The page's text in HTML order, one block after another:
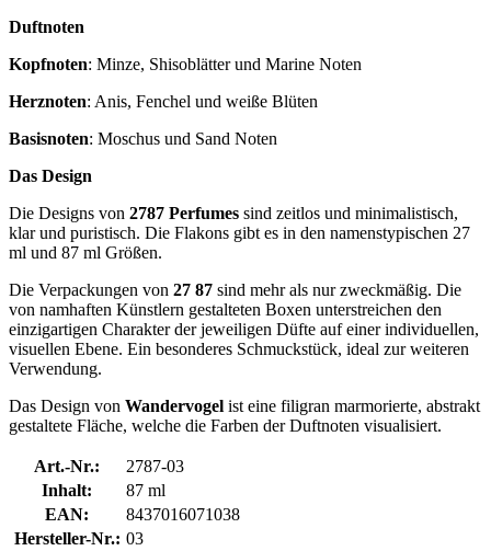
Duftnoten
Kopfnoten: Minze, Shisoblätter und Marine Noten
Herznoten: Anis, Fenchel und weiße Blüten
Basisnoten: Moschus und Sand Noten
Das Design
Die Designs von 2787 Perfumes sind zeitlos und minimalistisch,
klar und puristisch. Die Flakons gibt es in den namenstypischen 27
ml und 87 ml Größen.
Die Verpackungen von 27 87 sind mehr als nur zweckmäßig. Die
von namhaften Künstlern gestalteten Boxen unterstreichen den
einzigartigen Charakter der jeweiligen Düfte auf einer individuellen,
visuellen Ebene. Ein besonderes Schmuckstück, ideal zur weiteren
Verwendung.
Das Design von Wandervogel ist eine filigran marmorierte, abstrakt
gestaltete Fläche, welche die Farben der Duftnoten visualisiert.
Art.-Nr.:
2787-03
Inhalt:
87 ml
EAN:
8437016071038
Hersteller-Nr.: 03